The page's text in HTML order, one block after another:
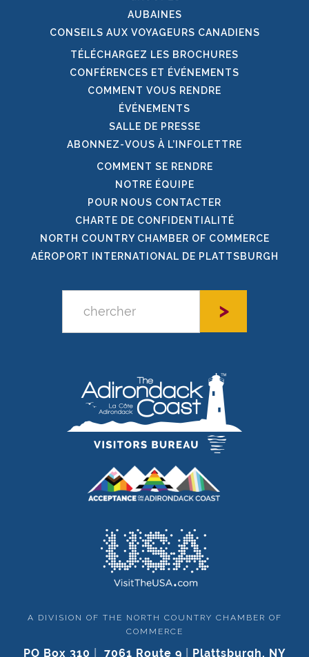
AUBAINES
CONSEILS AUX VOYAGEURS CANADIENS
TÉLÉCHARGEZ LES BROCHURES
CONFÉRENCES ET ÉVÉNEMENTS
COMMENT VOUS RENDRE
ÉVÉNEMENTS
SALLE DE PRESSE
ABONNEZ-VOUS À L’INFOLETTRE
COMMENT SE RENDRE
NOTRE ÉQUIPE
POUR NOUS CONTACTER
CHARTE DE CONFIDENTIALITÉ
NORTH COUNTRY CHAMBER OF COMMERCE
AÉROPORT INTERNATIONAL DE PLATTSBURGH
A DIVISION OF THE NORTH COUNTRY CHAMBER OF
COMMERCE
PO Box 310 7061 Route 9 Plattsburgh, NY